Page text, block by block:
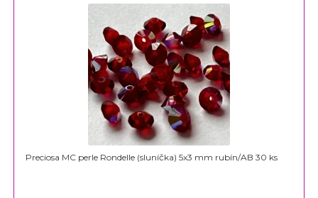
Preciosa MC perle Rondelle (sluníčka) 5x3 mm rubín/AB 30 ks